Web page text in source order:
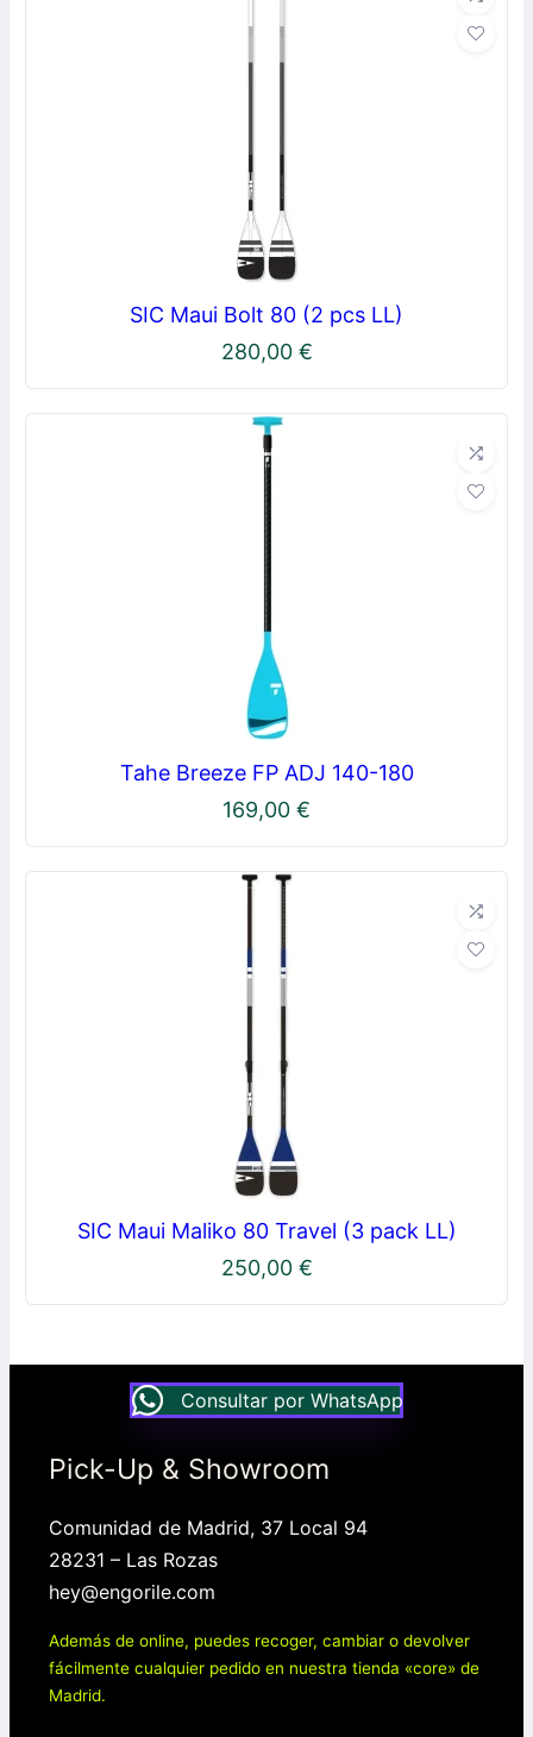
SIC Maui Bolt 80 (2 pcs LL)
280,00 €
Tahe Breeze FP ADJ 140-180
169,00 €
SIC Maui Maliko 80 Travel (3 pack LL)
250,00 €
Consultar por WhatsApp
Pick-Up & Showroom
Comunidad de Madrid, 37 Local 94
28231 – Las Rozas
hey@engorile.com
Además de online, puedes recoger, cambiar o devolver
fácilmente cualquier pedido en nuestra tienda «core» de
Madrid.